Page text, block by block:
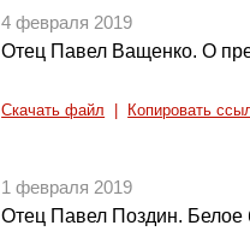
4 февраля 2019
Отец Павел Ващенко. О
Скачать файл Копировать
1 февраля 2019
Отец Павел Поздин. Белое